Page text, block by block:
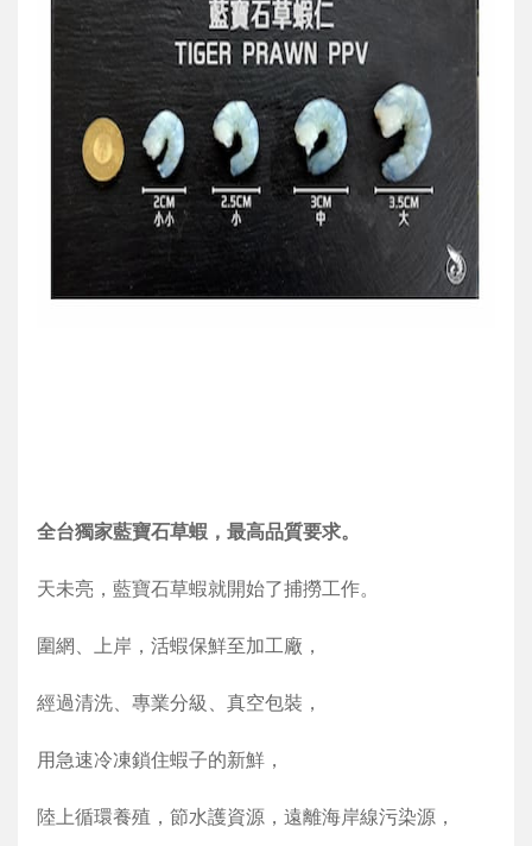
全台獨家藍寶石草蝦，最高品質要求。
天未亮，藍寶石草蝦就開始了捕撈工作。
圍網、上岸，活蝦保鮮至加工廠，
經過清洗、專業分級、真空包裝，
用急速冷凍鎖住蝦子的新鮮，
陸上循環養殖，節水護資源，遠離海岸線污染源，